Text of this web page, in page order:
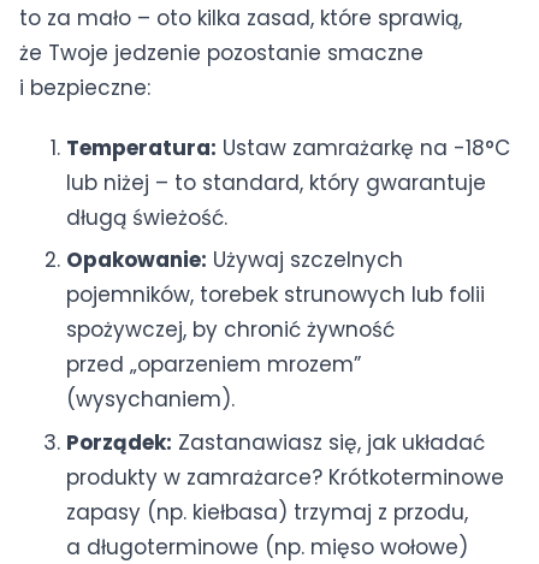
to za mało – oto kilka zasad, które sprawią,
że Twoje jedzenie pozostanie smaczne
i bezpieczne:
Temperatura: Ustaw zamrażarkę na -18°C
lub niżej – to standard, który gwarantuje
długą świeżość.
Opakowanie: Używaj szczelnych
pojemników, torebek strunowych lub folii
spożywczej, by chronić żywność
przed „oparzeniem mrozem”
(wysychaniem).
Porządek: Zastanawiasz się, jak układać
produkty w zamrażarce? Krótkoterminowe
zapasy (np. kiełbasa) trzymaj z przodu,
a długoterminowe (np. mięso wołowe)